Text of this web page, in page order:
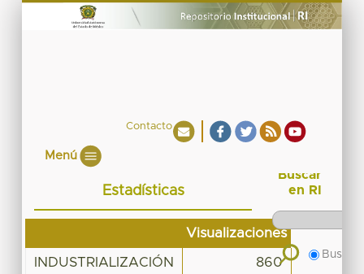
Contacto
Menú
Estadísticas
Visualizaciones
INDUSTRIALIZACIÓN
860
Buscar
en RI
Buscar